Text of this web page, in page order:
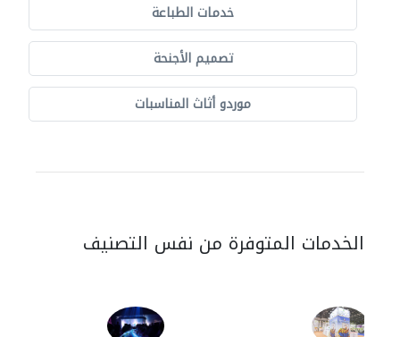
خدمات الطباعة
تصميم الأجنحة
موردو أثاث المناسبات
الخدمات المتوفرة من نفس التصنيف